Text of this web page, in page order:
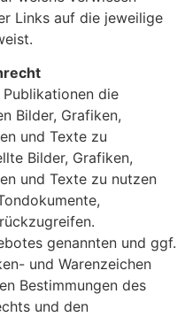
Links auf die jeweilige
die
Bilder, Grafiken,
und Texte zu
Bilder, Grafiken,
und Texte zu nutzen
genannten und ggf.
und Warenzeichen
Bestimmungen des
und den